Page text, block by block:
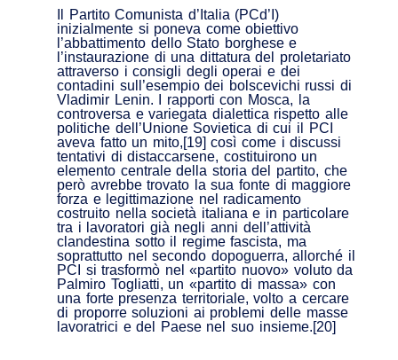
Il Partito Comunista d’Italia (PCd’I)
inizialmente si poneva come obiettivo
l’abbattimento dello Stato borghese e
l’instaurazione di una dittatura del proletariato
attraverso i consigli degli operai e dei
contadini sull’esempio dei bolscevichi russi di
Vladimir Lenin. I rapporti con Mosca, la
controversa e variegata dialettica rispetto alle
politiche dell’Unione Sovietica di cui il PCI
aveva fatto un mito,[19] così come i discussi
tentativi di distaccarsene, costituirono un
elemento centrale della storia del partito, che
però avrebbe trovato la sua fonte di maggiore
forza e legittimazione nel radicamento
costruito nella società italiana e in particolare
tra i lavoratori già negli anni dell’attività
clandestina sotto il regime fascista, ma
soprattutto nel secondo dopoguerra, allorché il
PCI si trasformò nel «partito nuovo» voluto da
Palmiro Togliatti, un «partito di massa» con
una forte presenza territoriale, volto a cercare
di proporre soluzioni ai problemi delle masse
lavoratrici e del Paese nel suo insieme.[20]